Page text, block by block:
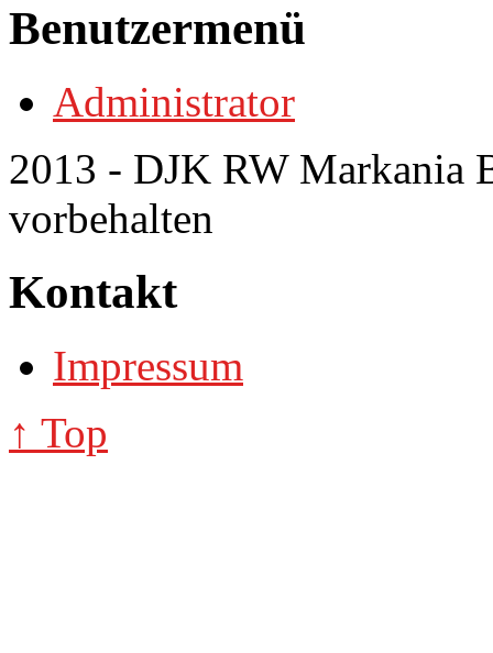
Benutzermenü
Administrator
2013 - DJK RW Markania
vorbehalten
Kontakt
Impressum
↑ Top